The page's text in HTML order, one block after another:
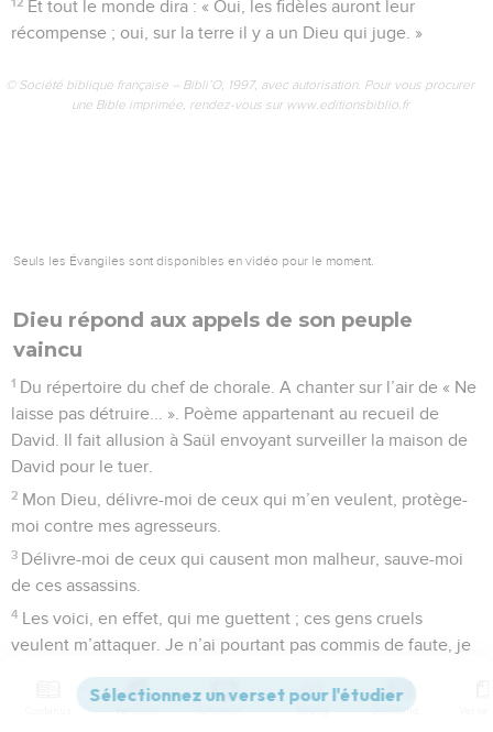
Et tout le monde dira : « Oui, les fidèles auront leur
récompense ; oui, sur la terre il y a un Dieu qui juge. »
© Société biblique française – Bibli’O, 1997, avec autorisation. Pour vous procurer
une Bible imprimée, rendez-vous sur www.editionsbiblio.fr
Seuls les Évangiles sont disponibles en vidéo pour le moment.
Dieu répond aux appels de son peuple
vaincu
1 Du répertoire du chef de chorale. A chanter sur l’air de « Ne
laisse pas détruire... ». Poème appartenant au recueil de
David. Il fait allusion à Saül envoyant surveiller la maison de
David pour le tuer.
2 Mon Dieu, délivre-moi de ceux qui m’en veulent, protège-
moi contre mes agresseurs.
3 Délivre-moi de ceux qui causent mon malheur, sauve-moi
de ces assassins.
4 Les voici, en effet, qui me guettent ; ces gens cruels
veulent m’attaquer. Je n’ai pourtant pas commis de faute, je
je n’ai rien fait de mal, mais ils accourent, ils se préparent.
Versions Commentaires Strong